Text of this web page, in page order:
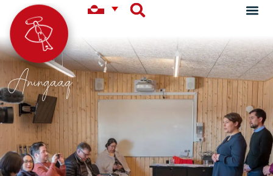
Aningaaq